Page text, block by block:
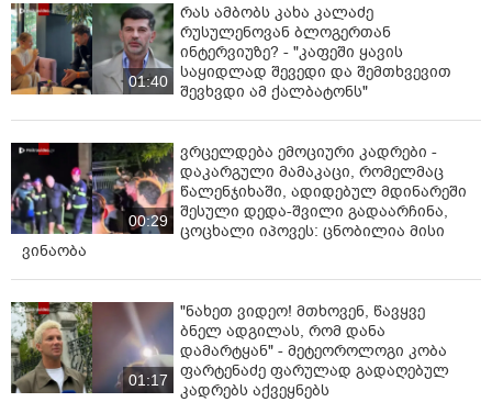
01:40
რას ამბობს კახა კალაძე
რუსულენოვან ბლოგერთან
ინტერვიუზე? - "კაფეში ყავის
საყიდლად შევედი და შემთხვევით
შევხვდი ამ ქალბატონს"
00:29
ვრცელდება ემოციური კადრები -
დაკარგული მამაკაცი, რომელმაც
წალენჯიხაში, ადიდებულ მდინარეში
შესული დედა-შვილი გადაარჩინა,
ცოცხალი იპოვეს: ცნობილია მისი
ვინაობა
01:17
"ნახეთ ვიდეო! მთხოვენ, წავყვე
ბნელ ადგილას, რომ დანა
დამარტყან" - მეტეოროლოგი კობა
ფარტენაძე ფარულად გადაღებულ
კადრებს აქვეყნებს